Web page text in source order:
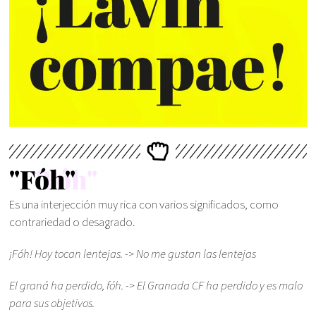
"Fóh"
Es una interjección muy rica con varios significados, como
contrariedad o desagrado.
¡Fóh! Hoy tocan lentejas. -> No me gustan las lentejas
El graná ha perdido, fóh. -> El Granada CF ha perdido y es malo
para sus objetivos.